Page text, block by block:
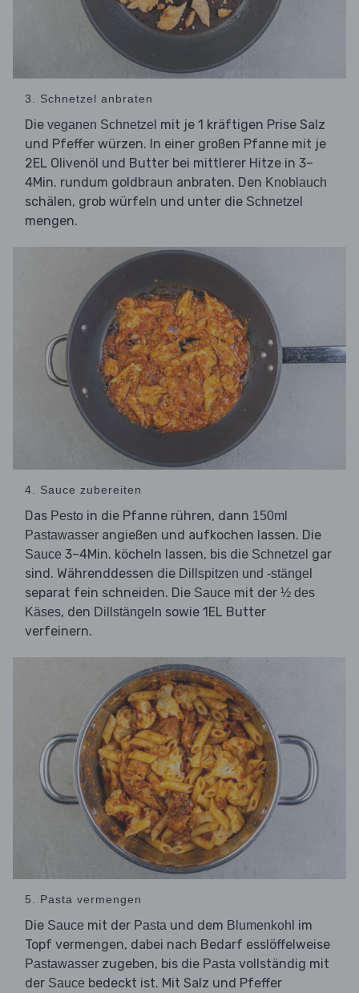
3. Schnetzel anbraten
Die veganen Schnetzel mit je 1 kräftigen Prise Salz
und Pfeffer würzen. In einer großen Pfanne mit je
2EL Olivenöl und Butter bei mittlerer Hitze in 3–
4Min. rundum goldbraun anbraten. Den Knoblauch
schälen, grob würfeln und unter die Schnetzel
mengen.
4. Sauce zubereiten
Das Pesto in die Pfanne rühren, dann 150ml
Pastawasser angießen und aufkochen lassen. Die
Sauce 3–4Min. köcheln lassen, bis die Schnetzel gar
sind. Währenddessen die Dillspitzen und -stängel
separat fein schneiden. Die Sauce mit der ½ des
Käses, den Dillstängeln sowie 1EL Butter
verfeinern.
5. Pasta vermengen
Die Sauce mit der Pasta und dem Blumenkohl im
Topf vermengen, dabei nach Bedarf esslöffelweise
Pastawasser zugeben, bis die Pasta vollständig mit
der Sauce bedeckt ist. Mit Salz und Pfeffer